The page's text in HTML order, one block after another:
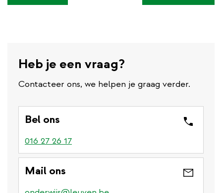
Heb je een vraag?
Contacteer ons, we helpen je graag verder.
Bel ons
016 27 26 17
Mail ons